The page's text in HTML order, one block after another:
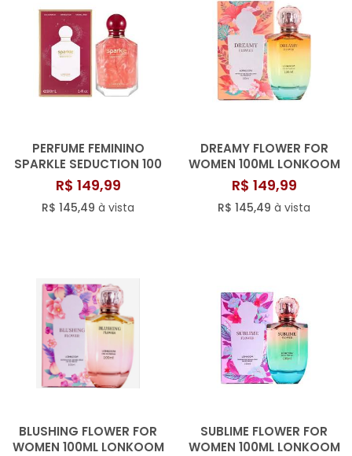
PERFUME FEMININO
SPARKLE SEDUCTION 100
ML LONKOOM
R$ 149,99
R$ 145,49 à vista
DREAMY FLOWER FOR
WOMEN 100ML LONKOOM
R$ 149,99
R$ 145,49 à vista
BLUSHING FLOWER FOR
WOMEN 100ML LONKOOM
SUBLIME FLOWER FOR
WOMEN 100ML LONKOOM